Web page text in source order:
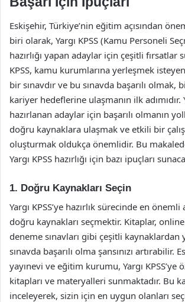
Eskişehir, Türkiye’nin eğitim açısından
biri olarak, Yargı KPSS (Kamu Personeli
hazırlığı yapan adaylar için çeşitli fırsatlar
KPSS, kamu kurumlarına yerleşmek
bir sınavdır ve bu sınavda başarılı olmak,
kariyer hedeflerine ulaşmanın ilk adımıdır.
hazırlanan adaylar için başarılı olmanın
doğru kaynaklara ulaşmak ve etkili bir
oluşturmak oldukça önemlidir. Bu
Yargı KPSS hazırlığı için bazı ipuçları
1. Doğru Kaynakları Seçin
Yargı KPSS’ye hazırlık sürecinde en
doğru kaynakları seçmektir. Kitaplar,
deneme sınavları gibi çeşitli kaynaklardan
sınavda başarılı olma şansınızı artırabilir.
yayınevi ve eğitim kurumu, Yargı KPSS’ye
kitapları ve materyalleri sunmaktadır. Bu
inceleyerek, sizin için en uygun olanları